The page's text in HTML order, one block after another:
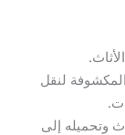
لنقل
وتحميله إلى